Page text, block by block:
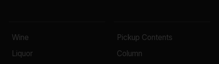
Wine
Liquor
Pickup Contents
Column